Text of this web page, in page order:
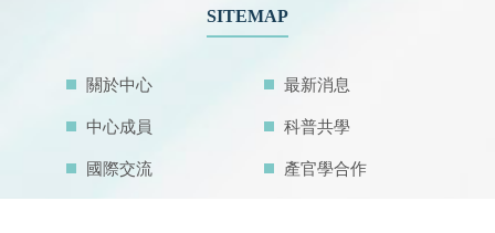
SITEMAP
關於中心 最新消息
中心成員 科普共學
國際交流 產官學合作